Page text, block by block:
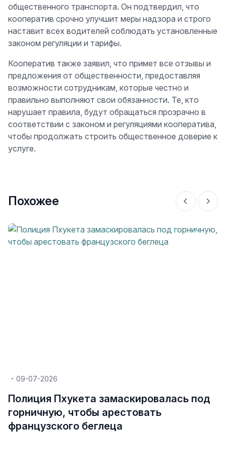
общественного транспорта. Он подтвердил, что
кооператив срочно улучшит меры надзора и строго
наставит всех водителей соблюдать установленные
законом регуляции и тарифы.
Кооператив также заявил, что примет все отзывы и
предложения от общественности, предоставляя
возможности сотрудникам, которые честно и
правильно выполняют свои обязанности. Те, кто
нарушает правила, будут обращаться прозрачно в
соответствии с законом и регуляциями кооператива,
чтобы продолжать строить общественное доверие к
услуге.
Похожее
09-07-2026
Полиция Пхукета замаскировалась под
горничную, чтобы арестовать
французского беглеца